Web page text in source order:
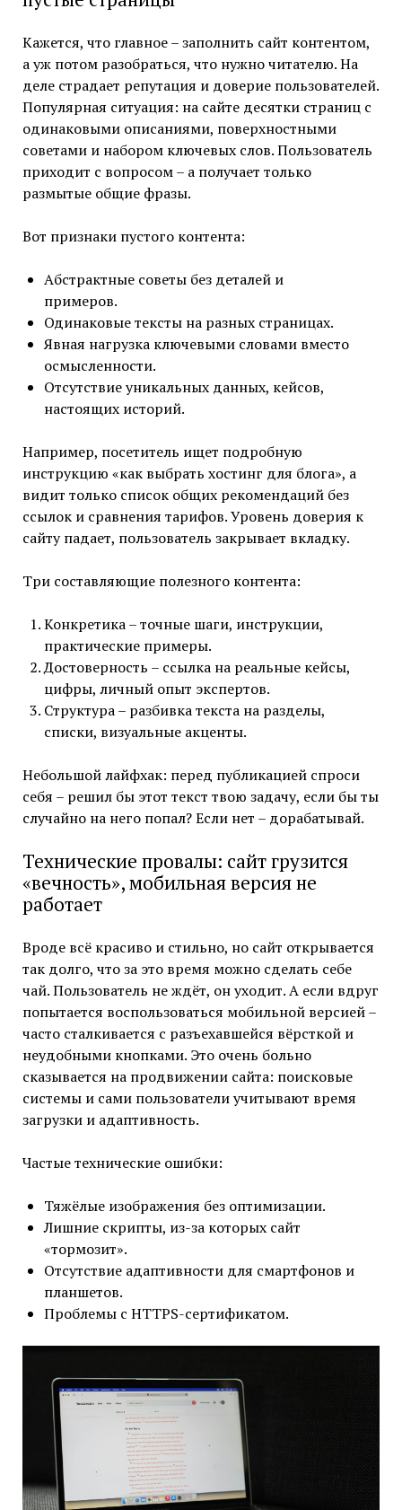
Кажется, что главное – заполнить сайт контентом,
а уж потом разобраться, что нужно читателю. На
деле страдает репутация и доверие пользователей.
Популярная ситуация: на сайте десятки страниц с
одинаковыми описаниями, поверхностными
советами и набором ключевых слов. Пользователь
приходит с вопросом – а получает только
размытые общие фразы.
Вот признаки пустого контента:
Абстрактные советы без деталей и
примеров.
Одинаковые тексты на разных страницах.
Явная нагрузка ключевыми словами вместо
осмысленности.
Отсутствие уникальных данных, кейсов,
настоящих историй.
Например, посетитель ищет подробную
инструкцию «как выбрать хостинг для блога», а
видит только список общих рекомендаций без
ссылок и сравнения тарифов. Уровень доверия к
сайту падает, пользователь закрывает вкладку.
Три составляющие полезного контента:
Конкретика – точные шаги, инструкции,
практические примеры.
Достоверность – ссылка на реальные кейсы,
цифры, личный опыт экспертов.
Структура – разбивка текста на разделы,
списки, визуальные акценты.
Небольшой лайфхак: перед публикацией спроси
себя – решил бы этот текст твою задачу, если бы ты
случайно на него попал? Если нет – дорабатывай.
Технические провалы: сайт грузится
«вечность», мобильная версия не
работает
Вроде всё красиво и стильно, но сайт открывается
так долго, что за это время можно сделать себе
чай. Пользователь не ждёт, он уходит. А если вдруг
попытается воспользоваться мобильной версией –
часто сталкивается с разъехавшейся вёрсткой и
неудобными кнопками. Это очень больно
сказывается на продвижении сайта: поисковые
системы и сами пользователи учитывают время
загрузки и адаптивность.
Частые технические ошибки:
Тяжёлые изображения без оптимизации.
Лишние скрипты, из-за которых сайт
«тормозит».
Отсутствие адаптивности для смартфонов и
планшетов.
Проблемы с HTTPS-сертификатом.